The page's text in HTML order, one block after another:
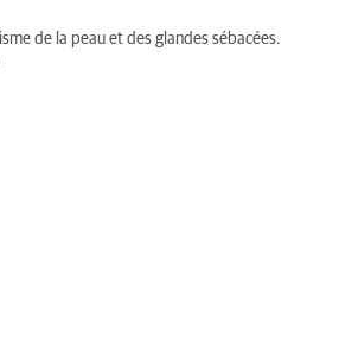
de la peau et des glandes sébacées.